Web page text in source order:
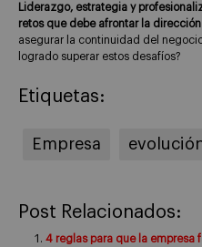
Liderazgo, estrategia y
retos que debe afrontar la dirección
asegurar la continuidad del
logrado superar estos desafíos?
Etiquetas:
Empresa
Post Relacionados:
4 reglas para que la empresa